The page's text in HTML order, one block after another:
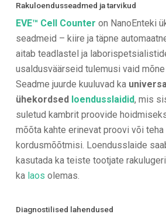
Rakuloendusseadmed ja tarvikud
EVE™ Cell Counter on NanoEnteki
seadmeid – kiire ja täpne
aitab teadlastel ja
usaldusväärseid tulemusi vaid
Seadme juurde kuuluvad ka
ühekordsed loendusslaidid, mis
suletud kambrit proovide
mõõta kahte erinevat proovi või
kordusmõõtmisi. Loendusslaide
kasutada ka teiste tootjate
ka laos olemas.
Diagnostilised lahendused